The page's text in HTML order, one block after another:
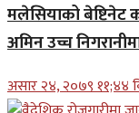
मलेसियाको बेष्टिनेट
अमिन उच्च
असार २४, २०७९ ११;४४